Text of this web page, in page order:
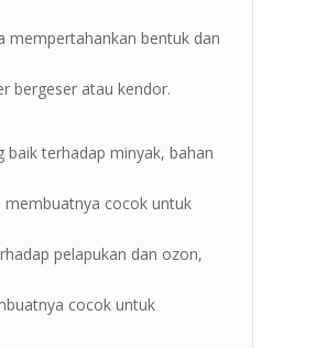
mempertahankan bentuk dan
bergeser atau kendor.
baik terhadap minyak, bahan
membuatnya cocok untuk
pelapukan dan ozon,
cocok untuk